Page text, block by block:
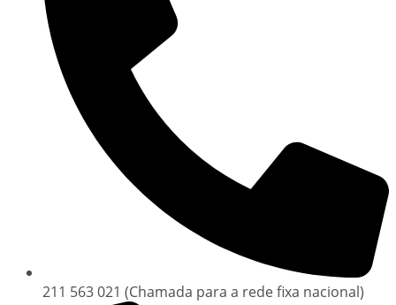
211 563 021 (Chamada para a rede fixa nacional)